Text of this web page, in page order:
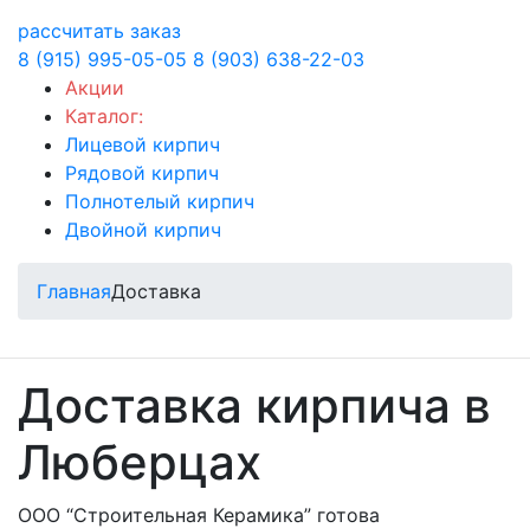
рассчитать заказ
8 (915) 995-05-05 8 (903) 638-22-03
Акции
Каталог:
Лицевой кирпич
Рядовой кирпич
Полнотелый кирпич
Двойной кирпич
ГлавнаяДоставка
Доставка кирпича в
Люберцах
ООО “Строительная Керамика” готова